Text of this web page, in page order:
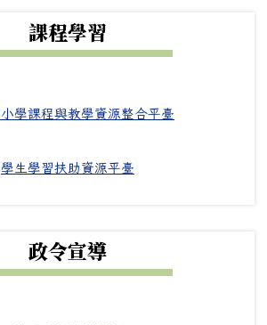
課程學習
學課程與教學資源整合平臺
學生學習扶助資源平臺
政令宣導